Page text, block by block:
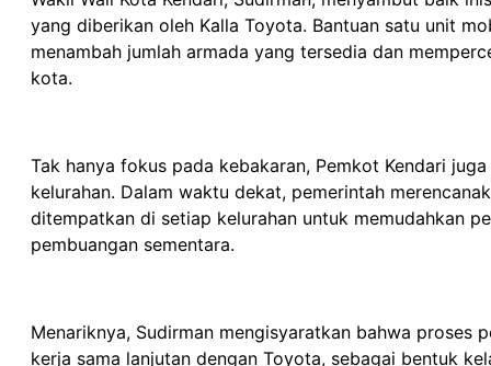
yang diberikan oleh Kalla Toyota. Bantuan satu unit
menambah jumlah armada yang tersedia dan
kota.
Tak hanya fokus pada kebakaran, Pemkot Kendari
kelurahan. Dalam waktu dekat, pemerintah
ditempatkan di setiap kelurahan untuk memudahkan
pembuangan sementara.
Menariknya, Sudirman mengisyaratkan bahwa proses
kerja sama lanjutan dengan Toyota, sebagai bentuk